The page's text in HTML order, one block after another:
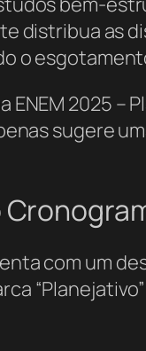
distribua as
o
ENEM 2025 –
sugere
com um